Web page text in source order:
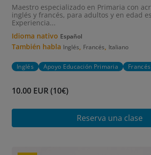
Maestro especializado en Primaria con
inglés y francés, para adultos y en edad
Experiencia...
Idioma nativo Español
También habla Inglés, Francés, Italiano
Inglés Apoyo Educación Primaria Francés
10.00 EUR (10€)
Reserva una clase